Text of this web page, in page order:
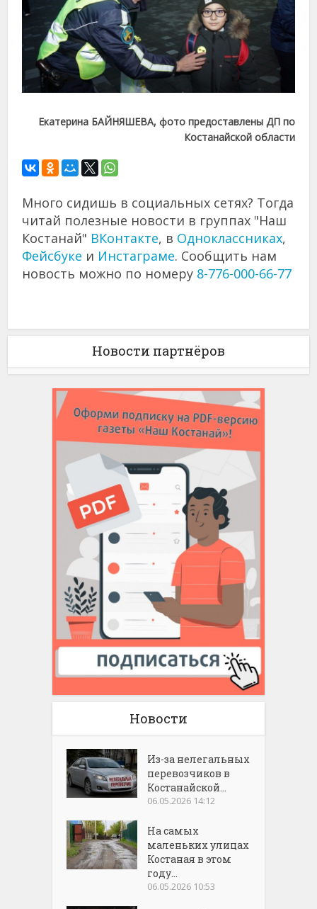
Екатерина БАЙНЯШЕВА, фото предоставлены ДП по
Костанайской области
Много сидишь в социальных сетях? Тогда
читай полезные новости в группах "Наш
Костанай" ВКонтакте, в Одноклассниках,
Фейсбуке и Инстаграме. Сообщить нам
новость можно по номеру 8-776-000-66-77
Новости партнёров
Новости
Из-за нелегальных
перевозчиков в
Костанайской...
06.05.2026 14:12
На самых
маленьких улицах
Костаная в этом
году...
06.05.2026 10:53